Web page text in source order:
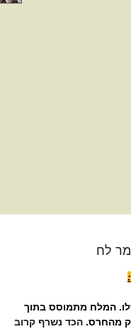
לח
המלח מתמוסס בתוך
מהחרס. הכד נשרף קרוב